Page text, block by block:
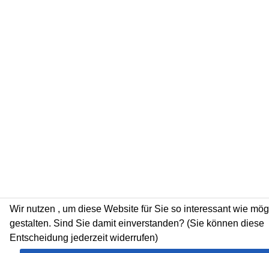
Wir nutzen , um diese Website für Sie so interessant wie
gestalten. Sind Sie damit einverstanden? (Sie können diese
Entscheidung jederzeit widerrufen)